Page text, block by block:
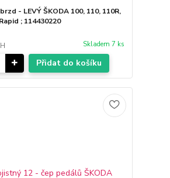
- LEVÝ ŠKODA 100, 110, 110R,
; 114430220
Skladem 7 ks
Přidat do košíku